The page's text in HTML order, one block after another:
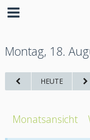
Montag, 18.
HEUTE
Monatsansicht